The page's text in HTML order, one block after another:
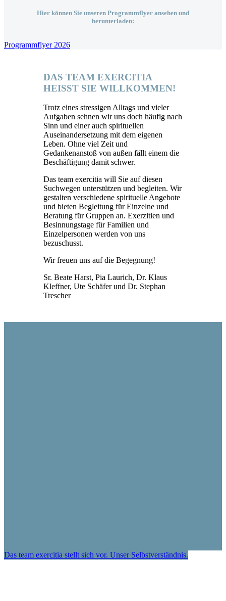
Hier können Sie unseren Programmflyer ansehen und
herunterladen:
Programmflyer 2026
DAS TEAM EXERCITIA
HEISST SIE WILLKOMMEN!
Trotz eines stressigen Alltags und vieler
Aufgaben sehnen wir uns doch häufig nach
Sinn und einer auch spirituellen
Auseinandersetzung mit dem eigenen
Leben. Ohne viel Zeit und
Gedankenanstoß von außen fällt einem die
Beschäftigung damit schwer.
Das team exercitia will Sie auf diesen
Suchwegen unterstützen und begleiten. Wir
gestalten verschiedene spirituelle Angebote
und bieten Begleitung für Einzelne und
Beratung für Gruppen an. Exerzitien und
Besinnungstage für Familien und
Einzelpersonen werden von uns
bezuschusst.
Wir freuen uns auf die Begegnung!
Sr. Beate Harst, Pia Laurich, Dr. Klaus
Kleffner, Ute Schäfer und Dr. Stephan
Trescher
Das team exercitia stellt sich vor. Unser Selbstverständnis.